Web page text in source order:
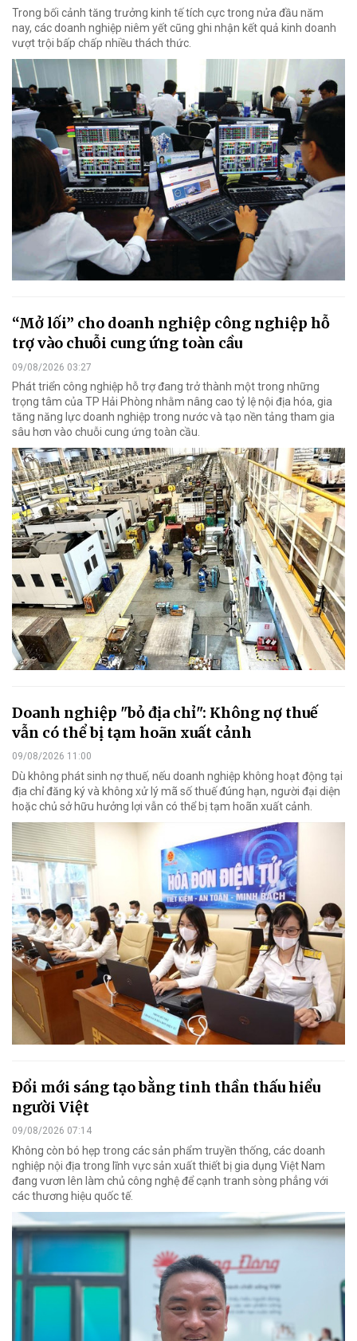
Trong bối cảnh tăng trưởng kinh tế tích cực trong nửa đầu năm
nay, các doanh nghiệp niêm yết cũng ghi nhận kết quả kinh doanh
vượt trội bấp chấp nhiều thách thức.
“Mở lối” cho doanh nghiệp công nghiệp hỗ
trợ vào chuỗi cung ứng toàn cầu
09/08/2026 03:27
Phát triển công nghiệp hỗ trợ đang trở thành một trong những
trọng tâm của TP Hải Phòng nhằm nâng cao tỷ lệ nội địa hóa, gia
tăng năng lực doanh nghiệp trong nước và tạo nền tảng tham gia
sâu hơn vào chuỗi cung ứng toàn cầu.
Doanh nghiệp "bỏ địa chỉ": Không nợ thuế
vẫn có thể bị tạm hoãn xuất cảnh
09/08/2026 11:00
Dù không phát sinh nợ thuế, nếu doanh nghiệp không hoạt động tại
địa chỉ đăng ký và không xử lý mã số thuế đúng hạn, người đại diện
hoặc chủ sở hữu hưởng lợi vẫn có thể bị tạm hoãn xuất cảnh.
Đổi mới sáng tạo bằng tinh thần thấu hiểu
người Việt
09/08/2026 07:14
Không còn bó hẹp trong các sản phẩm truyền thống, các doanh
nghiệp nội địa trong lĩnh vực sản xuất thiết bị gia dụng Việt Nam
đang vươn lên làm chủ công nghệ để cạnh tranh sòng phẳng với
các thương hiệu quốc tế.